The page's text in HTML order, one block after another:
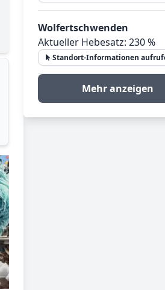
Wolfertschwenden
Aktueller Hebesatz: 230 %
Standort-Informationen
Mehr anzeigen